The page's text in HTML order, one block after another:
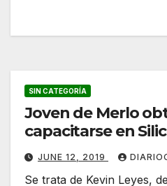
SIN CATEGORÍA
Joven de Merlo
capacitarse en
JUNE 12, 2019
Se trata de Kevin Leyes,